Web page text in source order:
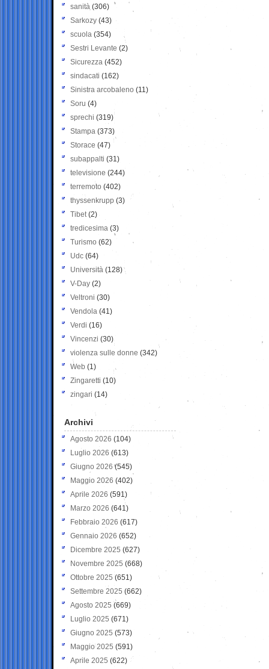
sanità (306)
Sarkozy (43)
scuola (354)
Sestri Levante (2)
Sicurezza (452)
sindacati (162)
Sinistra arcobaleno (11)
Soru (4)
sprechi (319)
Stampa (373)
Storace (47)
subappalti (31)
televisione(244)
terremoto (402)
thyssenkrupp (3)
Tibet(2)
tredicesima (3)
Turismo (62)
Udc (64)
Università (128)
V-Day (2)
Veltroni (30)
Vendola (41)
Verdi (16)
Vincenzi (30)
violenza sulle donne (342)
Web (1)
Zingaretti (10)
zingari (14)
Archivi
Agosto 2026 (104)
Luglio 2026 (613)
Giugno 2026 (545)
Maggio 2026 (402)
Aprile 2026 (591)
Marzo 2026 (641)
Febbraio 2026 (617)
Gennaio 2026 (652)
Dicembre 2025 (627)
Novembre 2025 (668)
Ottobre 2025 (651)
Settembre 2025 (662)
Agosto 2025 (669)
Luglio 2025 (671)
Giugno 2025 (573)
Maggio 2025 (591)
Aprile 2025 (622)